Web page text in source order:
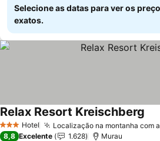
Selecione as datas para ver os
exatos.
3 EstrelasHotel Localização na montanha com
Relax Resort Kreischberg
8,8 Excelente 1.628 Murau